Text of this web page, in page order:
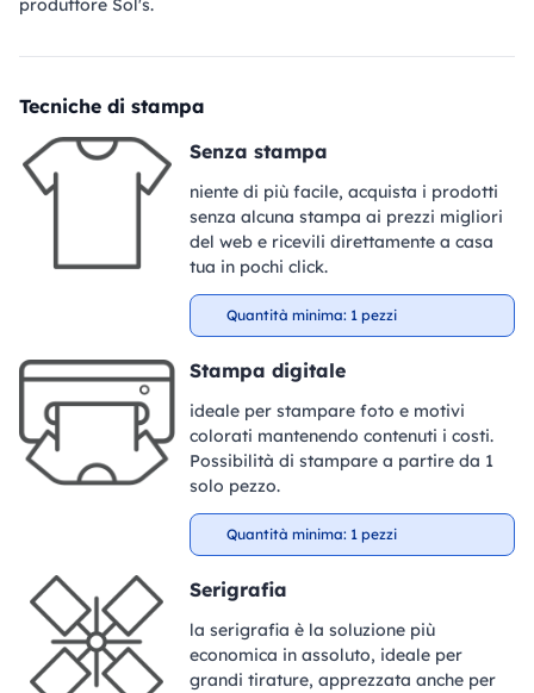
produttore Sol's.
Tecniche di stampa
Senza stampa
niente di più facile, acquista i prodotti
senza alcuna stampa ai prezzi migliori
del web e ricevili direttamente a casa
tua in pochi click.
Quantità minima: 1 pezzi
Stampa digitale
ideale per stampare foto e motivi
colorati mantenendo contenuti i costi.
Possibilità di stampare a partire da 1
solo pezzo.
Quantità minima: 1 pezzi
Serigrafia
la serigrafia è la soluzione più
economica in assoluto, ideale per
grandi tirature, apprezzata anche per